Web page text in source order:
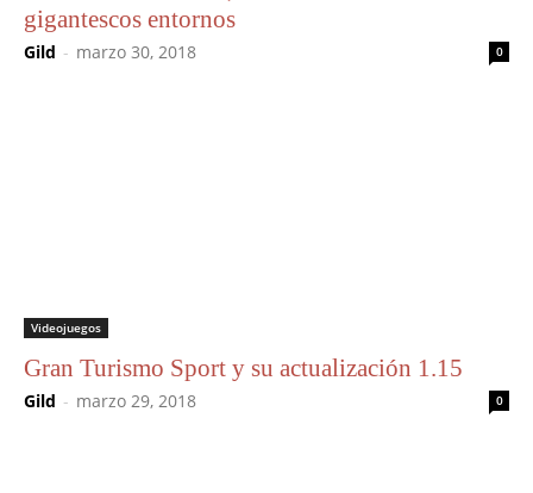
gigantescos entornos
Gild - marzo 30, 2018 0
Videojuegos
Gran Turismo Sport y su actualización 1.15
Gild - marzo 29, 2018 0